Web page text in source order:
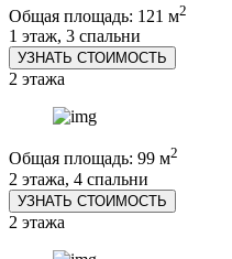
Общая площадь: 121 м2
1 этаж, 3 спальни
УЗНАТЬ СТОИМОСТЬ
2 этажа
Общая площадь: 99 м2
2 этажа, 4 спальни
УЗНАТЬ СТОИМОСТЬ
2 этажа